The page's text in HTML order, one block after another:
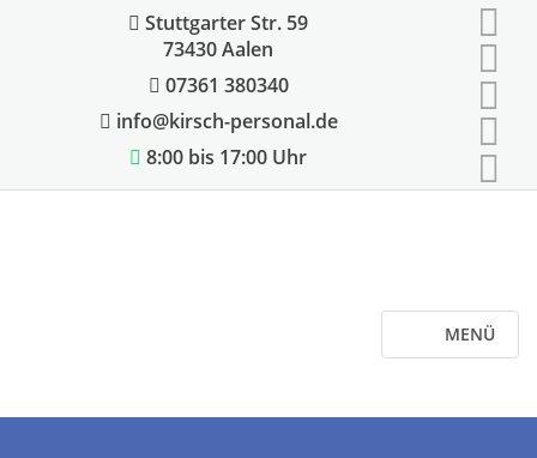
Stuttgarter Str. 59
73430 Aalen
07361 380340
info@kirsch-personal.de
8:00 bis 17:00 Uhr
MENÜ